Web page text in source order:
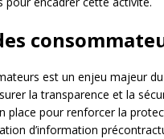
est un enjeu majeur
la transparence et la
place pour renforcer la
d’information